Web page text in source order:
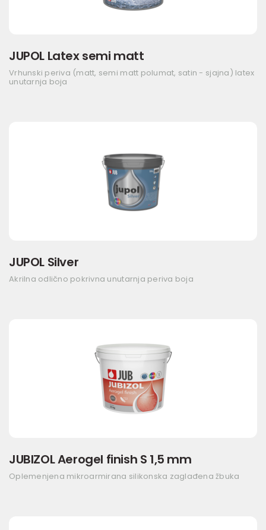
JUPOL Latex semi matt
Vrhunski periva (matt, semi matt polumat, satin - sjajna) latex
unutarnja boja
JUPOL Silver
Akrilna odlično pokrivna unutarnja periva boja
JUBIZOL Aerogel finish S 1,5 mm
Oplemenjena mikroarmirana silikonska zaglađena žbuka